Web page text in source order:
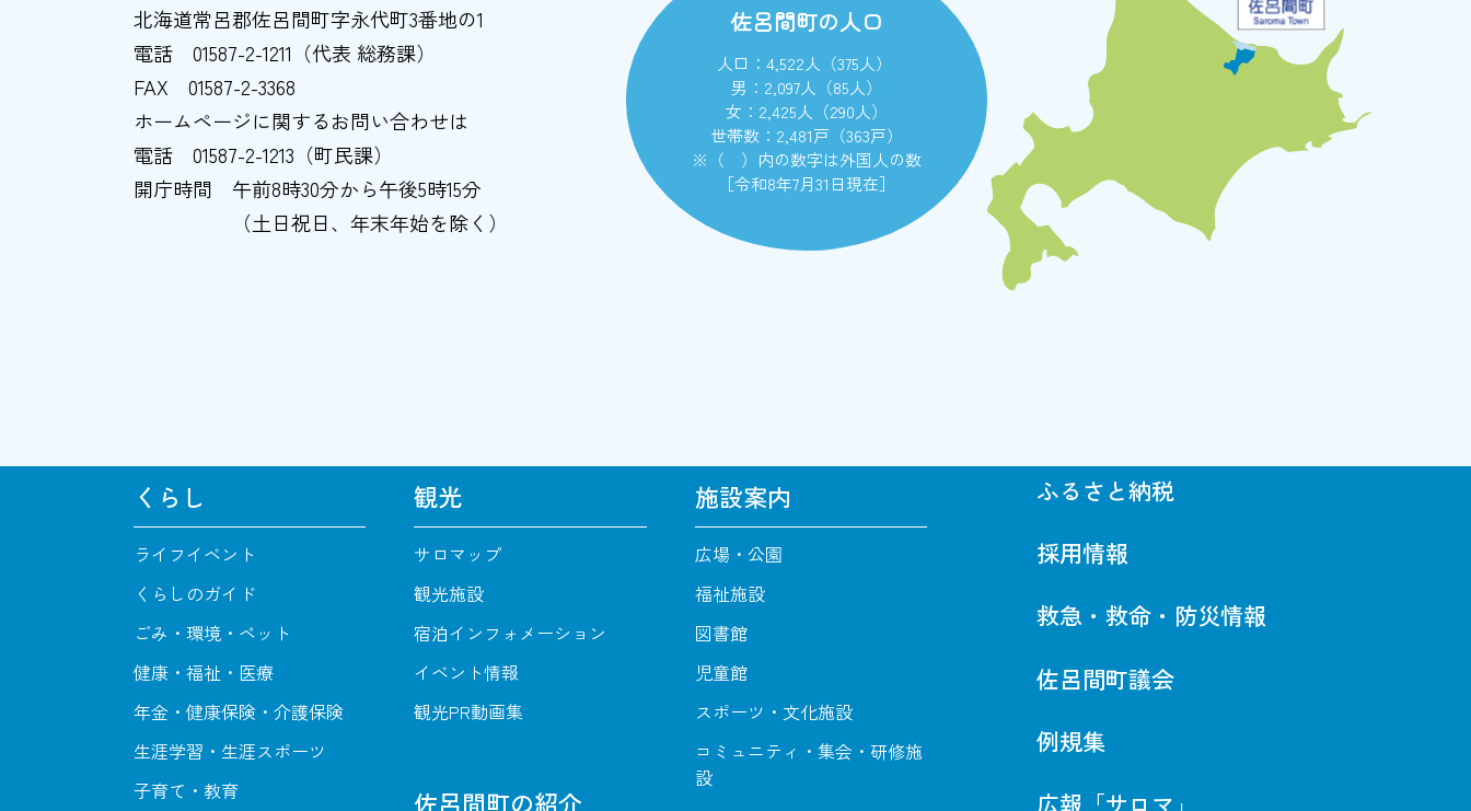
北海道常呂郡佐呂間町字永代町3番地の1
電話
01587-2-1211（代表 総務課）
FAX
01587-2-3368
ホームページに関するお問い合わせは
電話
01587-2-1213（町民課）
開庁時間
午前8時30分から午後5時15分
（土日祝日、年末年始を除く）
佐呂間町の人口
人口：4,522人（375人）
男：2,097人（85人）
女：2,425人（290人）
世帯数：2,481戸（363戸）
※（ ）内の数字は外国人の数
［令和8年7月31日現在］
くらし
ライフイベント
くらしのガイド
ごみ・環境・ペット
健康・福祉・医療
年金・健康保険・介護保険
生涯学習・生涯スポーツ
子育て・教育
観光
サロマップ
観光施設
宿泊インフォメーション
イベント情報
観光PR動画集
佐呂間町の紹介
施設案内
広場・公園
福祉施設
図書館
児童館
スポーツ・文化施設
コミュニティ・集会・研修施
設
ふるさと納税
採用情報
救急・救命・防災情報
佐呂間町議会
例規集
広報「サロマ」